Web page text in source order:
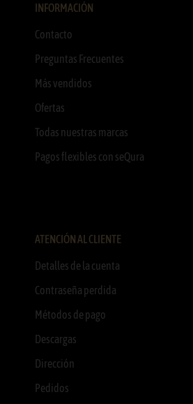
INFORMACIÓN
Contacto
Preguntas Frecuentes
Más vendidos
Ofertas
Todas nuestras marcas
Pagos flexibles con seQura
ATENCIÓN AL CLIENTE
Detalles de la cuenta
Contraseña perdida
Métodos de pago
Descargas
Dirección
Pedidos